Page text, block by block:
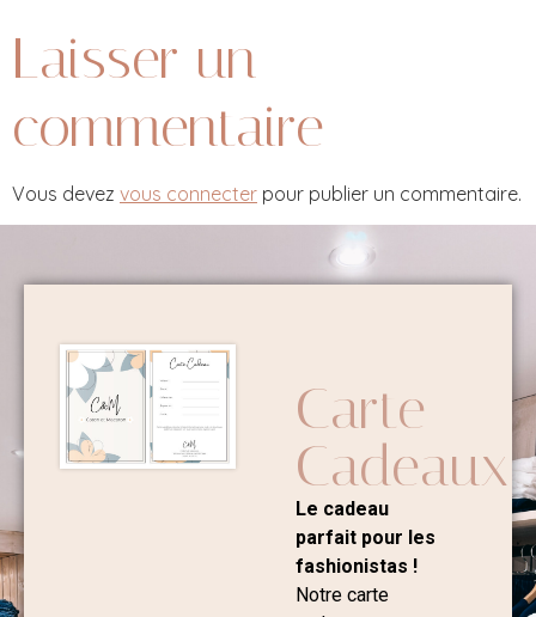
Laisser un
commentaire
Vous devez vous connecter pour publier un commentaire.
Carte
Cadeaux
Le cadeau
parfait pour les
fashionistas !
Notre carte